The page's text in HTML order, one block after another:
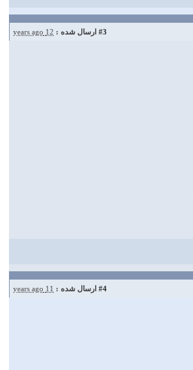
#3 ارسال شده : 12 years ago
#4 ارسال شده : 11 years ago